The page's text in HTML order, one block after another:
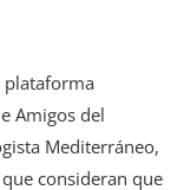
plataforma
Amigos del
Mediterráneo,
consideran que